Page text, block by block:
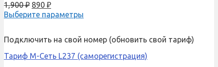
1,900₽ 890 ₽
Выберите параметры
Подключить на свой номер (обновить свой тариф)
Тариф М-Сеть L237 (саморегистрация)